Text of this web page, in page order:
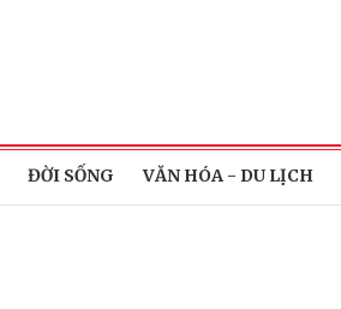
ĐỜI SỐNG VĂN HÓA - DU LỊCH